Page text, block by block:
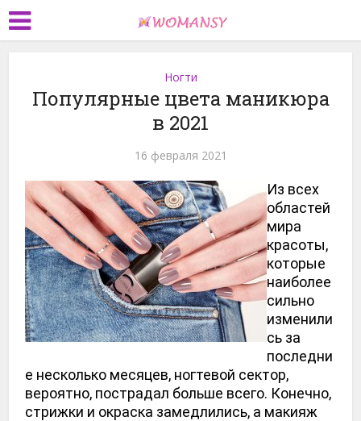
Ногти
Популярные цвета маникюра
в 2021
16 февраля 2021
Из всех
областей
мира
красоты,
которые
наиболее
сильно
изменили
сь за
последни
е несколько месяцев, ногтевой сектор,
вероятно, пострадал больше всего. Конечно,
стрижки и окраска замедлились, а макияж